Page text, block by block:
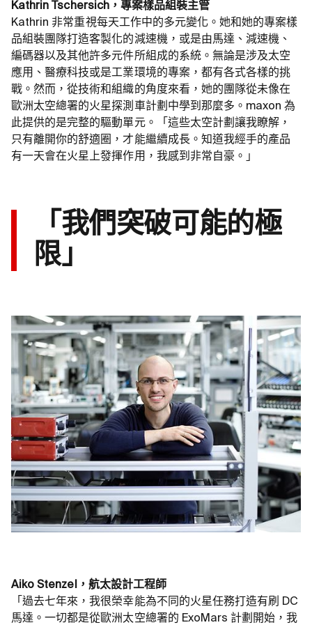
Kathrin Tschersich，專案樣品組裝主管
Kathrin 非常重視每天工作中的多元變化。她和她的專案樣
品組裝團隊打造客製化的減速機，或是由馬達、減速機、
編碼器以及其他許多元件所組成的系統。無論是涉及太空
應用、醫療科技或是工業環境的專案，都有各式各樣的挑
戰。然而，從技術和組織的角度來看，她的團隊從未像在
歐洲太空總署的火星探測車計劃中學到那麼多。maxon 為
此提供的是完整的驅動單元。「這些太空計劃讓我瞭解，
只有離開你的舒適圈，才能繼續成長。知道我經手的產品
有一天會在火星上發揮作用，我感到非常自豪。」
「我們突破可能的極
限」
Aiko Stenzel，航太設計工程師
「過去七年來，我很榮幸能為不同的火星任務打造有刷 DC
馬達。一切都是從歐洲太空總署的 ExoMars 計劃開始，我